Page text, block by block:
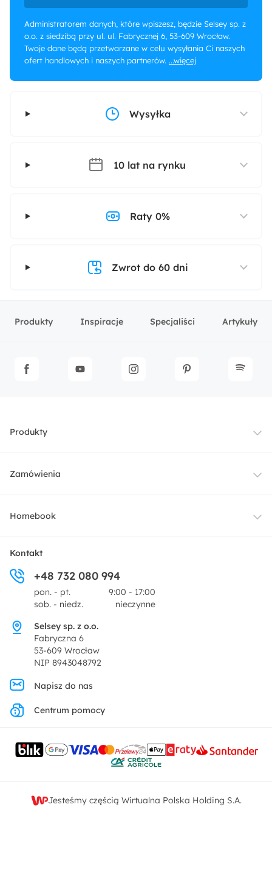
Administratorem danych, które wpiszesz, będzie Selsey sp. z
o.o. z siedzibą przy ul. ul. Fabrycznej 6, 53-609 Wrocław.
Twoje dane będą przetwarzane w celu wysyłania Ci naszych
ofert handlowych i naszych partnerów. ...więcej
Wysyłka
10 lat na rynku
Raty 0%
Zwrot do 60 dni
Produkty Inspiracje Specjaliści Artykuły
Produkty
Meble
Dekoracje i akcesoria
Promocje
Zamówienia
Dostawa
Zwroty
Pytania i odpowiedzi
Homebook
O nas
Centrum prasowe
Regulamin
Polityka prywatności
Ustawienia prywatności
Kontakt
Kontakt
+48 732 080 994
pon. - pt.
9:00 - 17:00
sob. - niedz.
nieczynne
Selsey sp. z o.o.
Fabryczna 6
53-609 Wrocław
NIP 8943048792
Napisz do nas
Centrum pomocy
Jesteśmy częścią Wirtualna Polska Holding S.A.